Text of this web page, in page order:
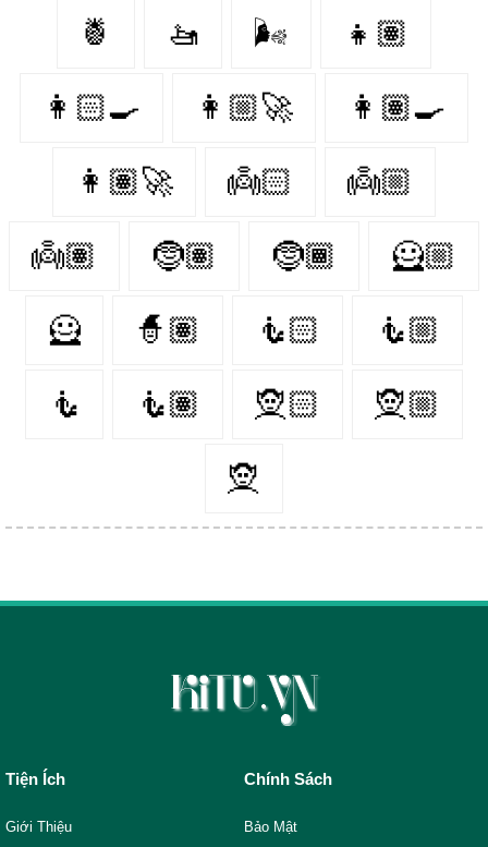
🍍 🚤 🌬️ 👧🏽
👩🏻‍🍳 👩🏼‍🚀 👩🏽‍🍳
👩🏽‍🚀 👼🏻 👼🏼
👼🏽 🤶🏽 🤶🏾 🦸🏼
🦸️ 🧙🏽 🧜🏻 🧜🏼
🧜️ 🧜🏽 🧝🏻 🧝🏼
🧝️
Tiện Ích
Giới Thiệu
Chính Sách
Bảo Mật